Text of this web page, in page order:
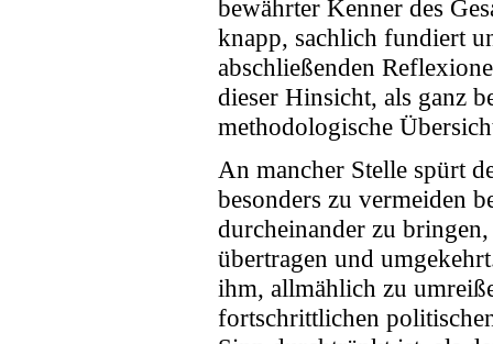
bewährter Kenner des
knapp, sachlich fundiert
abschließenden
dieser Hinsicht, als ganz
methodologische
An mancher Stelle spürt
besonders zu vermeiden
durcheinander zu bringen,
übertragen und
ihm, allmählich zu
fortschrittlichen